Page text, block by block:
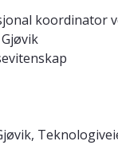
koordinator